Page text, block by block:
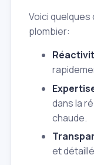
Voici
plombier:
dans la
chaude.
et